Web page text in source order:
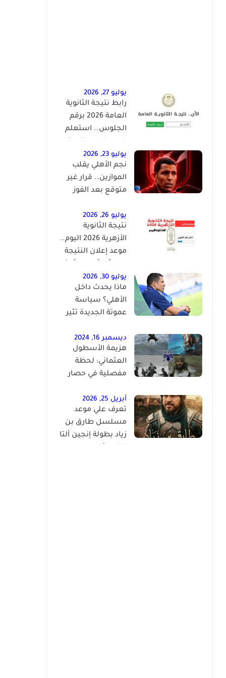
يوليو 27, 2026
رابط نتيجة الثانوية
العامة 2026 برقم
الجلوس.. استعلم
رسميًا
يوليو 23, 2026
نجم الأهلي يقلب
الموازين.. قرار غير
متوقع بعد الفوز
يوليو 26, 2026
نتيجة الثانوية
الأزهرية 2026 اليوم..
موعد إعلان النتيجة
الجمهورية
يوليو 30, 2026
ماذا يحدث داخل
الأهلي؟ سياسة
عموتة الجديدة تثير
لافيينا
ديسمبر 16, 2024
هزيمة الأسطول
العثماني: لحظة
مفصلية في حصار
أبريل 25, 2026
تعرف علي موعد
مسلسل طارق بن
زياد بطولة إنجين ألتا